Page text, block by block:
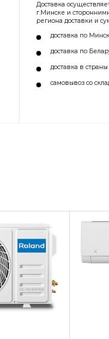
Доставка
г.Минске и
региона доставки и
доставка по
доставка по
доставка в
самовывоз со